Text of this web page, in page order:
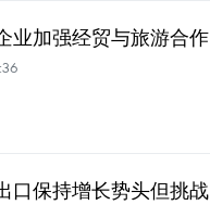
业加强经贸与旅游合作
口保持增长势头但挑战